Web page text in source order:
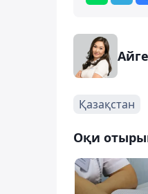
Қазақстан
Оқи